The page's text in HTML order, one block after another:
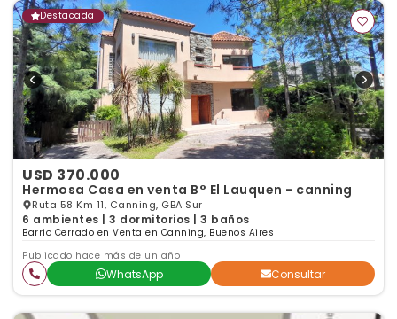
Destacada
USD 370.000
Hermosa Casa en venta B° El Lauquen - canning
Ruta 58 Km 11, Canning, GBA Sur
6 ambientes | 3 dormitorios | 3 baños
Barrio Cerrado en Venta en Canning, Buenos Aires
Publicado hace más de un año
WhatsApp Consultar